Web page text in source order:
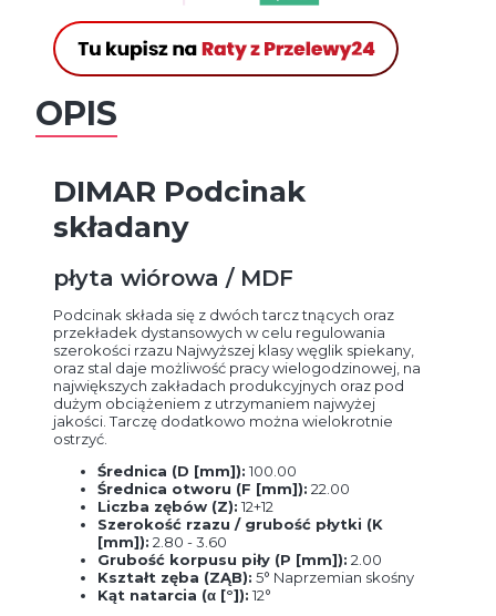
OPIS
DIMAR Podcinak
składany
płyta wiórowa / MDF
Podcinak składa się z dwóch tarcz tnących oraz
przekładek dystansowych w celu regulowania
szerokości rzazu Najwyższej klasy węglik spiekany,
oraz stal daje możliwość pracy wielogodzinowej, na
największych zakładach produkcyjnych oraz pod
dużym obciążeniem z utrzymaniem najwyżej
jakości. Tarczę dodatkowo można wielokrotnie
ostrzyć.
Średnica (D [mm]): 100.00
Średnica otworu (F [mm]): 22.00
Liczba zębów (Z): 12+12
Szerokość rzazu / grubość płytki (K
[mm]): 2.80 - 3.60
Grubość korpusu piły (P [mm]): 2.00
Kształt zęba (ZĄB): 5° Naprzemian skośny
Kąt natarcia (α [°]): 12°